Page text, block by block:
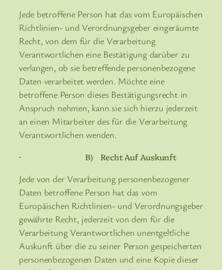
Jede betroffene Person hat das vom Europäischen
Richtlinien- und Verordnungsgeber eingeräumte
Recht, von dem für die Verarbeitung
Verantwortlichen eine Bestätigung darüber zu
verlangen, ob sie betreffende personenbezogene
Daten verarbeitet werden. Möchte eine
betroffene Person dieses Bestätigungsrecht in
Anspruch nehmen, kann sie sich hierzu jederzeit
an einen Mitarbeiter des für die Verarbeitung
Verantwortlichen wenden.
· B) Recht Auf Auskunft
Jede von der Verarbeitung personenbezogener
Daten betroffene Person hat das vom
Europäischen Richtlinien- und Verordnungsgeber
gewährte Recht, jederzeit von dem für die
Verarbeitung Verantwortlichen unentgeltliche
Auskunft über die zu seiner Person gespeicherten
personenbezogenen Daten und eine Kopie dieser